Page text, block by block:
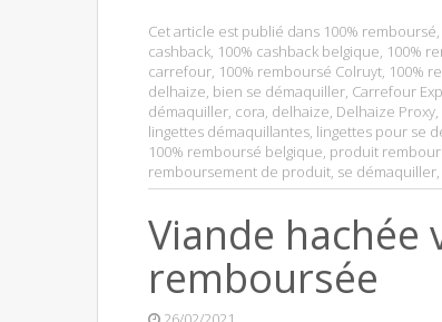
Cet article est publié dans 100% remboursé
cashback 100% cashback belgique 100%
carrefour 100% remboursé Colruyt 100%
delhaize bien se démaquiller Carrefour
démaquiller cora delhaize Delhaize Proxy
lingettes démaquillantes lingettes pour se
100% remboursé belgique produit
remboursement de produit se démaquiller
Viande hachée
remboursée